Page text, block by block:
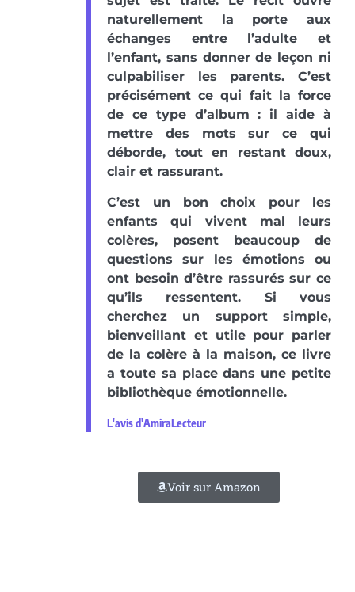
naturellement la porte aux
échanges entre l’adulte et
l’enfant, sans donner de leçon ni
culpabiliser les parents. C’est
précisément ce qui fait la force
de ce type d’album : il aide à
mettre des mots sur ce qui
déborde, tout en restant doux,
clair et rassurant.
C’est un bon choix pour les
enfants qui vivent mal leurs
colères, posent beaucoup de
questions sur les émotions ou
ont besoin d’être rassurés sur ce
qu’ils ressentent. Si vous
cherchez un support simple,
bienveillant et utile pour parler
de la colère à la maison, ce livre
a toute sa place dans une petite
bibliothèque émotionnelle.
L'avis d'AmiraLecteur
Voir sur Amazon